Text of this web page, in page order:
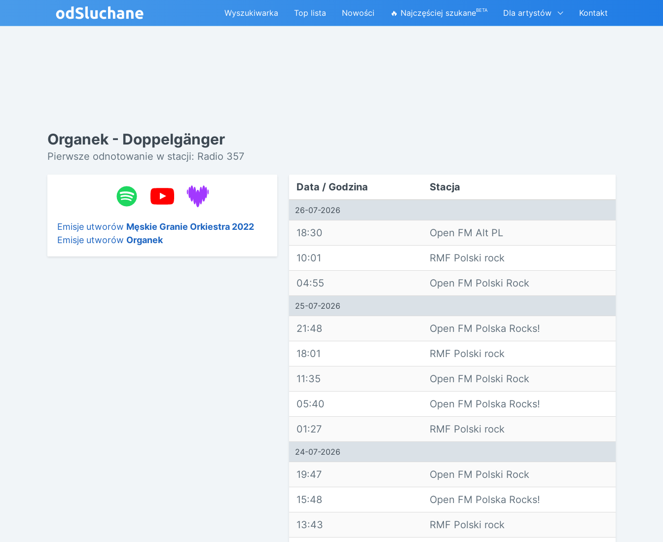
Wyszukiwarka Top lista Nowości 🔥 Najczęściej szukaneBETA Dla artystów Kontakt
Organek - Doppelgänger
Pierwsze odnotowanie w stacji: Radio 357
Emisje utworów Męskie Granie Orkiestra 2022
Emisje utworów Organek
Data / Godzina Stacja
26-07-2026
18:30 Open FM Alt PL
10:01 RMF Polski rock
04:55 Open FM Polski Rock
25-07-2026
21:48 Open FM Polska Rocks!
18:01 RMF Polski rock
11:35 Open FM Polski Rock
05:40 Open FM Polska Rocks!
01:27 RMF Polski rock
24-07-2026
19:47 Open FM Polski Rock
15:48 Open FM Polska Rocks!
13:43 RMF Polski rock